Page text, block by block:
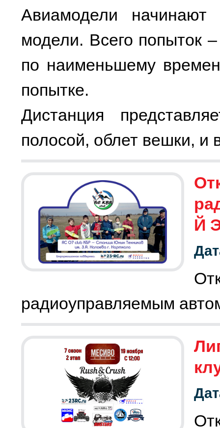
Авиамодели
модели. Всего попыток
по наименьшему
попытке.
Дистанция
полосой, облет вешки, и
Й
радиоуправляемым